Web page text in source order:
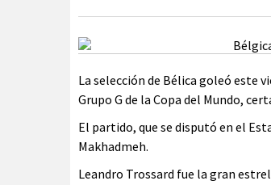
La selección de Bélica goleó este
Grupo G de la Copa del Mundo,
El partido, que se disputó en el
Makhadmeh.
Leandro Trossard fue la gran